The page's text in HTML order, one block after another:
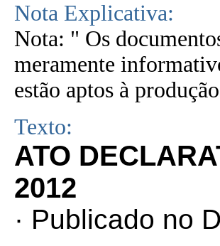
Nota Explicativa:
Nota: " Os
meramente
estão aptos à
Texto:
ATO
2012
· Publicado no